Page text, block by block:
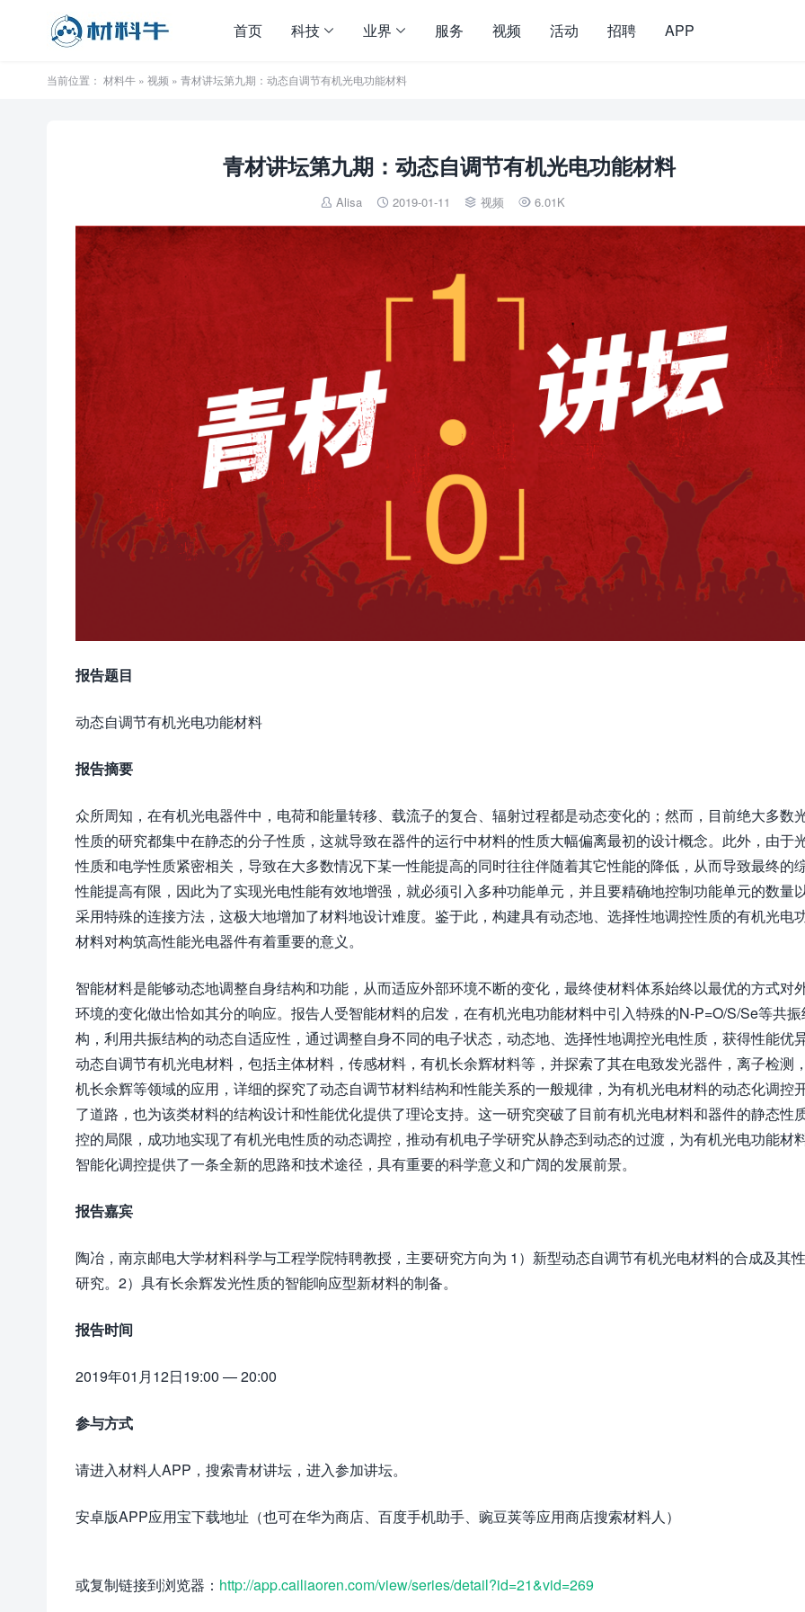
首页 科技 业界 服务 视频 活动 招聘 APP
当前位置： 材料牛 » 视频 » 青材讲坛第九期：动态自调节有机光电功能材料
青材讲坛第九期：动态自调节有机光电功能材料
 Alisa  2019-01-11  视频  6.01K
报告题目
动态自调节有机光电功能材料
报告摘要
众所周知，在有机光电器件中，电荷和能量转移、载流子的复合、辐射过程都是动态变化的；然而，目前绝大多数
性质的研究都集中在静态的分子性质，这就导致在器件的运行中材料的性质大幅偏离最初的设计概念。此外，由于
性质和电学性质紧密相关，导致在大多数情况下某一性能提高的同时往往伴随着其它性能的降低，从而导致最终的
性能提高有限，因此为了实现光电性能有效地增强，就必须引入多种功能单元，并且要精确地控制功能单元的数量
采用特殊的连接方法，这极大地增加了材料地设计难度。鉴于此，构建具有动态地、选择性地调控性质的有机光电
材料对构筑高性能光电器件有着重要的意义。
智能材料是能够动态地调整自身结构和功能，从而适应外部环境不断的变化，最终使材料体系始终以最优的方式对
环境的变化做出恰如其分的响应。报告人受智能材料的启发，在有机光电功能材料中引入特殊的N-P=O/S/Se等共
构，利用共振结构的动态自适应性，通过调整自身不同的电子状态，动态地、选择性地调控光电性质，获得性能优
动态自调节有机光电材料，包括主体材料，传感材料，有机长余辉材料等，并探索了其在电致发光器件，离子检测
机长余辉等领域的应用，详细的探究了动态自调节材料结构和性能关系的一般规律，为有机光电材料的动态化调控
了道路，也为该类材料的结构设计和性能优化提供了理论支持。这一研究突破了目前有机光电材料和器件的静态性
控的局限，成功地实现了有机光电性质的动态调控，推动有机电子学研究从静态到动态的过渡，为有机光电功能材
智能化调控提供了一条全新的思路和技术途径，具有重要的科学意义和广阔的发展前景。
报告嘉宾
陶冶，南京邮电大学材料科学与工程学院特聘教授，主要研究方向为 1）新型动态自调节有机光电材料的合成及其
研究。2）具有长余辉发光性质的智能响应型新材料的制备。
报告时间
2019年01月12日19:00 — 20:00
参与方式
请进入材料人APP，搜索青材讲坛，进入参加讲坛。
安卓版APP应用宝下载地址（也可在华为商店、百度手机助手、豌豆荚等应用商店搜索材料人）
或复制链接到浏览器： http://app.cailiaoren.com/view/series/detail?id=21&vid=269